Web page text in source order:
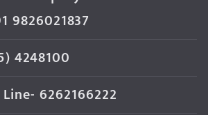
9826021837
4248100
6262166222